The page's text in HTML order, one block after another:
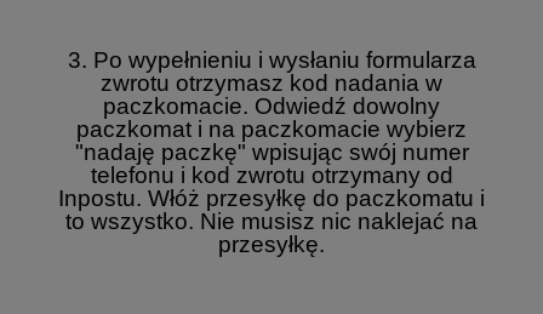
3. Po wypełnieniu i wysłaniu formularza
zwrotu otrzymasz kod nadania w
paczkomacie. Odwiedź dowolny
paczkomat i na paczkomacie wybierz
"nadaję paczkę" wpisując swój numer
telefonu i kod zwrotu otrzymany od
Inpostu. Włóż przesyłkę do paczkomatu i
to wszystko. Nie musisz nic naklejać na
przesyłkę.